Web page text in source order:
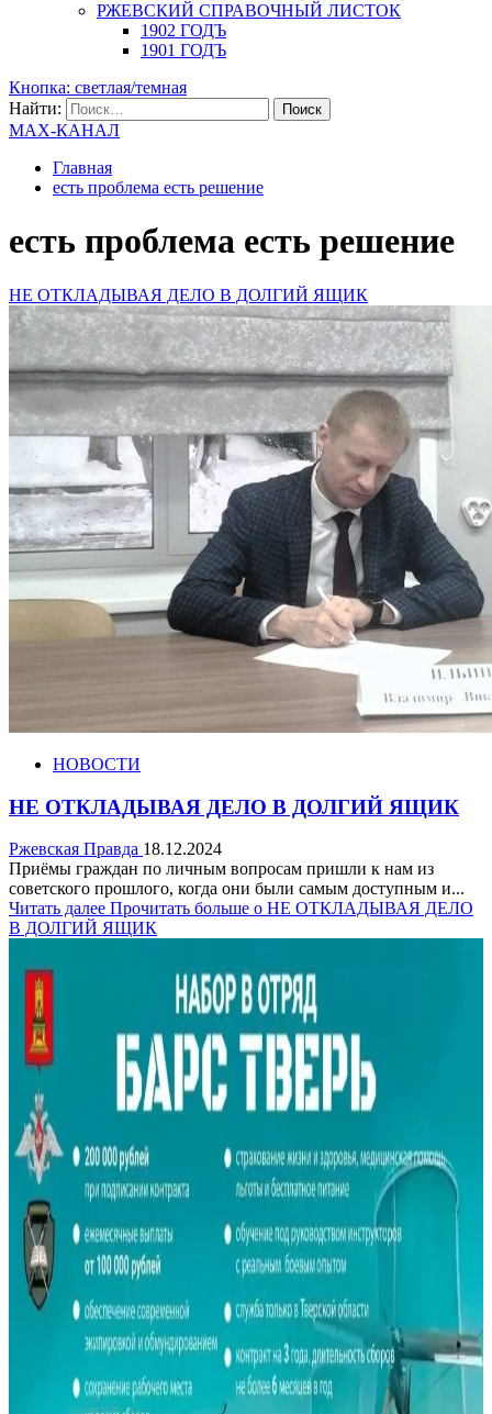
РЖЕВСКИЙ СПРАВОЧНЫЙ ЛИСТОК
1902 ГОДЪ
1901 ГОДЪ
Кнопка: светлая/темная
Найти:
MAX-КАНАЛ
Главная
есть проблема есть решение
есть проблема есть решение
НЕ ОТКЛАДЫВАЯ ДЕЛО В ДОЛГИЙ ЯЩИК
НОВОСТИ
НЕ ОТКЛАДЫВАЯ ДЕЛО В ДОЛГИЙ ЯЩИК
Ржевская Правда 18.12.2024
Приёмы граждан по личным вопросам пришли к нам из
советского прошлого, когда они были самым доступным и...
Читать далее Прочитать больше о НЕ ОТКЛАДЫВАЯ ДЕЛО
В ДОЛГИЙ ЯЩИК